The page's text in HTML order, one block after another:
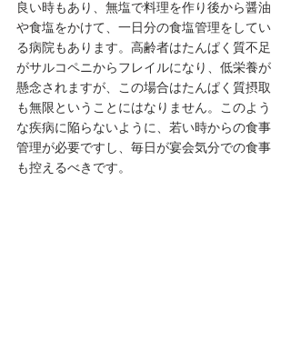
良い時もあり、無塩で料理を作り後から醤油
や食塩をかけて、一日分の食塩管理をしてい
る病院もあります。高齢者はたんぱく質不足
がサルコペニからフレイルになり、低栄養が
懸念されますが、この場合はたんぱく質摂取
も無限ということにはなりません。このよう
な疾病に陥らないように、若い時からの食事
管理が必要ですし、毎日が宴会気分での食事
も控えるべきです。